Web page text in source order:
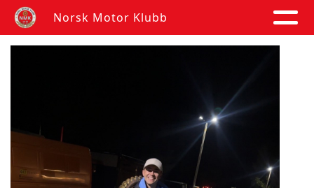
Norsk Motor Klubb